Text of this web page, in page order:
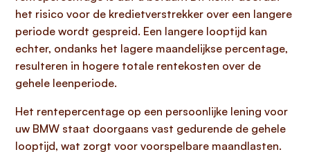
het risico voor de kredietverstrekker over een langere
periode wordt gespreid. Een langere looptijd kan
echter, ondanks het lagere maandelijkse percentage,
resulteren in hogere totale rentekosten over de
gehele leenperiode.
Het rentepercentage op een persoonlijke lening voor
uw BMW staat doorgaans vast gedurende de gehele
looptijd, wat zorgt voor voorspelbare maandlasten.